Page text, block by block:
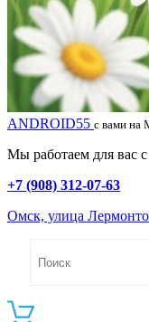
ANDROID55 с вами на
Мы работаем для вас с
+7 (908) 312-07-63
Омск, улица